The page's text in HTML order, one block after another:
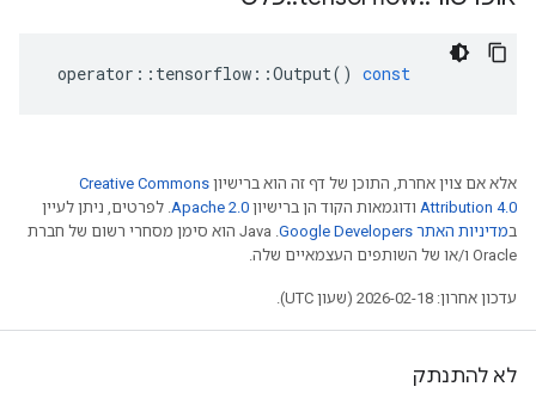
operator :: tensorflow ::Output() const
אלא אם צוין אחרת, התוכן של דף זה הוא ברישיון Creative Commons
Attribution 4.0 ודוגמאות הקוד הן ברישיון Apache 2.0. לפרטים, ניתן לעיין
במדיניות האתר Google Developers‏
.‏ Java הוא סימן מסחרי רשום של חברת
Oracle ו/או של השותפים העצמאיים שלה.
עדכון אחרון: 2026-02-18 (שעון UTC).
לא להתנתק